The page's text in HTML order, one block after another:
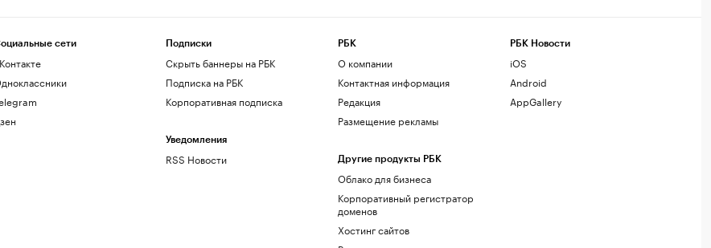
сети Подписки
Скрыть баннеры на РБК
Подписка на РБК
Корпоративная подписка
Уведомления
RSS Новости
РБК
О компании
Контактная информация
Редакция
Размещение рекламы
Другие продукты РБК
Облако для бизнеса
Корпоративный регистратор
доменов
Хостинг сайтов
РБК Новости
iOS
Android
AppGallery